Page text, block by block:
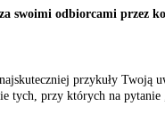
swoimi odbiorcami przez
przykuły Twoją
tych, przy których na pytanie